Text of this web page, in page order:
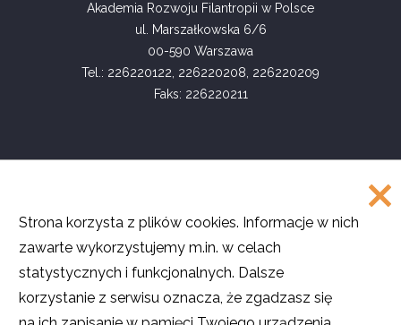
Akademia Rozwoju Filantropii w Polsce
ul. Marszałkowska 6/6
00-590 Warszawa
Tel.: 226220122, 226220208, 226220209
Faks: 226220211
COPYRIGHT
Akademia Rozwoju Filantropii w Polsce
2016
Projekt i realizacja
Strona korzysta z plików cookies. Informacje w nich
zawarte wykorzystujemy m.in. w celach
statystycznych i funkcjonalnych. Dalsze
korzystanie z serwisu oznacza, że zgadzasz się